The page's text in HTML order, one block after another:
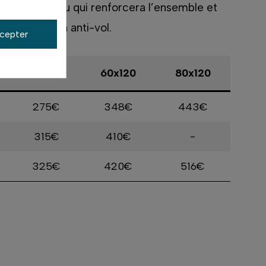
rentrant alu qui renforcera l’ensemble et
de fixation anti-vol.
60x120 80x120
275€ 348€ 443€
315€ 410€ -
325€ 420€ 516€